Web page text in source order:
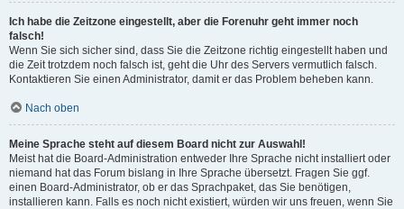
Ich habe die Zeitzone eingestellt, aber die Forenuhr geht immer noch
falsch!
Wenn Sie sich sicher sind, dass Sie die Zeitzone richtig eingestellt haben und
die Zeit trotzdem noch falsch ist, geht die Uhr des Servers vermutlich falsch.
Kontaktieren Sie einen Administrator, damit er das Problem beheben kann.
Nach oben
Meine Sprache steht auf diesem Board nicht zur Auswahl!
Meist hat die Board-Administration entweder Ihre Sprache nicht installiert oder
niemand hat das Forum bislang in Ihre Sprache übersetzt. Fragen Sie ggf.
einen Board-Administrator, ob er das Sprachpaket, das Sie benötigen,
installieren kann. Falls es noch nicht existiert, würden wir uns freuen, wenn Sie